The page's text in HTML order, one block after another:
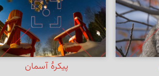
پیکرهٔ آسمان